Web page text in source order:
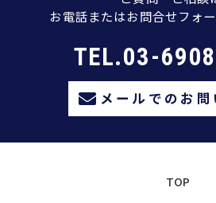
お電話またはお問合せフォ
TEL.03-
メールでのお問
TOP